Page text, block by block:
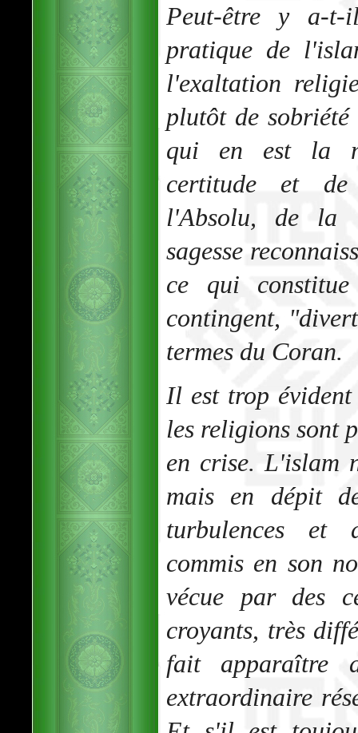
Peut-être y a-
pratique de
l'exaltation
plutôt de
qui en est la
certitude et de
l'Absolu, de la
sagesse
ce qui
contingent,
termes du Coran.
Il est trop évident
les religions sont
en crise. L'islam
mais en dépit
turbulences et
commis en son
vécue par des
croyants, très
fait apparaître
extraordinaire